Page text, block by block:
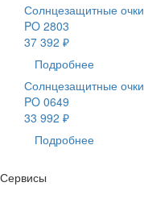
Солнцезащитные
PO 2803
37 392 ₽
Подробнее
Солнцезащитные
PO 0649
33 992 ₽
Подробнее
Сервисы